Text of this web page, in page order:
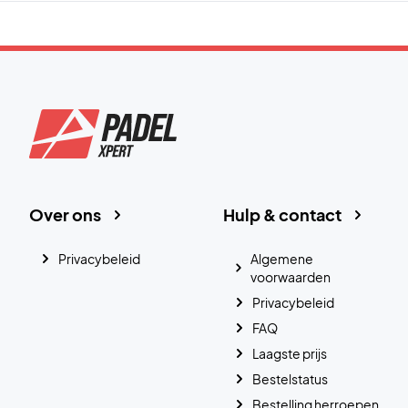
Hulp & contact
Algemene
voorwaarden
Privacybeleid
FAQ
Laagste prijs
Bestelstatus
Bestelling herroepen
Over ons
Privacybeleid